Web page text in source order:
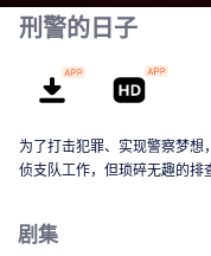
刑警的日子
为了打击犯罪、实现警察梦想
侦支队工作，但琐碎无趣的排
系列大案、要案、奇案、怪案
剧集